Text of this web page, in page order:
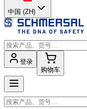
中国 (ZH)
登录
购物车